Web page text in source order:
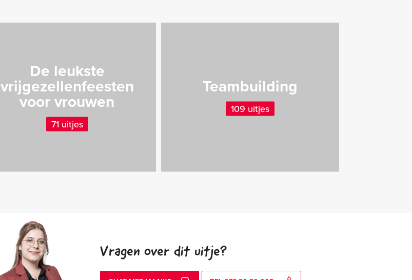
De leukste
vrijgezellenfeesten
voor vrouwen
71 uitjes
Teambuilding
109 uitjes
Vragen over dit uitje?